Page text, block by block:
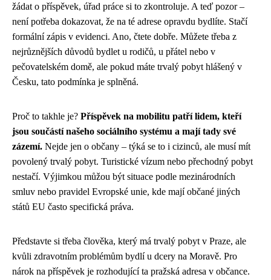
žádat o příspěvek, úřad práce si to zkontroluje. A teď pozor –
není potřeba dokazovat, že na té adrese opravdu bydlíte. Stačí
formální zápis v evidenci. Ano, čtete dobře. Můžete třeba z
nejrůznějších důvodů bydlet u rodičů, u přátel nebo v
pečovatelském domě, ale pokud máte trvalý pobyt hlášený v
Česku, tato podmínka je splněná.
Proč to takhle je? Příspěvek na mobilitu patří lidem, kteří
jsou součástí našeho sociálního systému a mají tady své
zázemí. Nejde jen o občany – týká se to i cizinců, ale musí mít
povolený trvalý pobyt. Turistické vízum nebo přechodný pobyt
nestačí. Výjimkou můžou být situace podle mezinárodních
smluv nebo pravidel Evropské unie, kde mají občané jiných
států EU často specifická práva.
Představte si třeba člověka, který má trvalý pobyt v Praze, ale
kvůli zdravotním problémům bydlí u dcery na Moravě. Pro
nárok na příspěvek je rozhodující ta pražská adresa v občance.